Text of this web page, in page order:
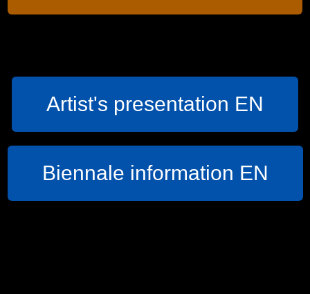
Artist's presentation EN
Biennale information EN